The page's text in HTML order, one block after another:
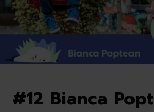
#12 Bianca